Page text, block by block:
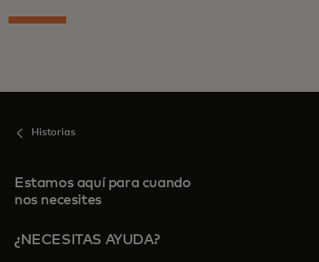
Historias
Estamos aquí para cuando
nos necesites
¿NECESITAS AYUDA?